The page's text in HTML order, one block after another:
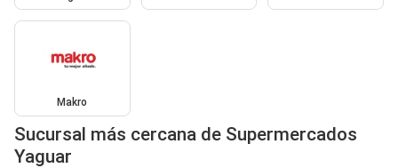
Makro
Sucursal más cercana de Supermercados
Yaguar